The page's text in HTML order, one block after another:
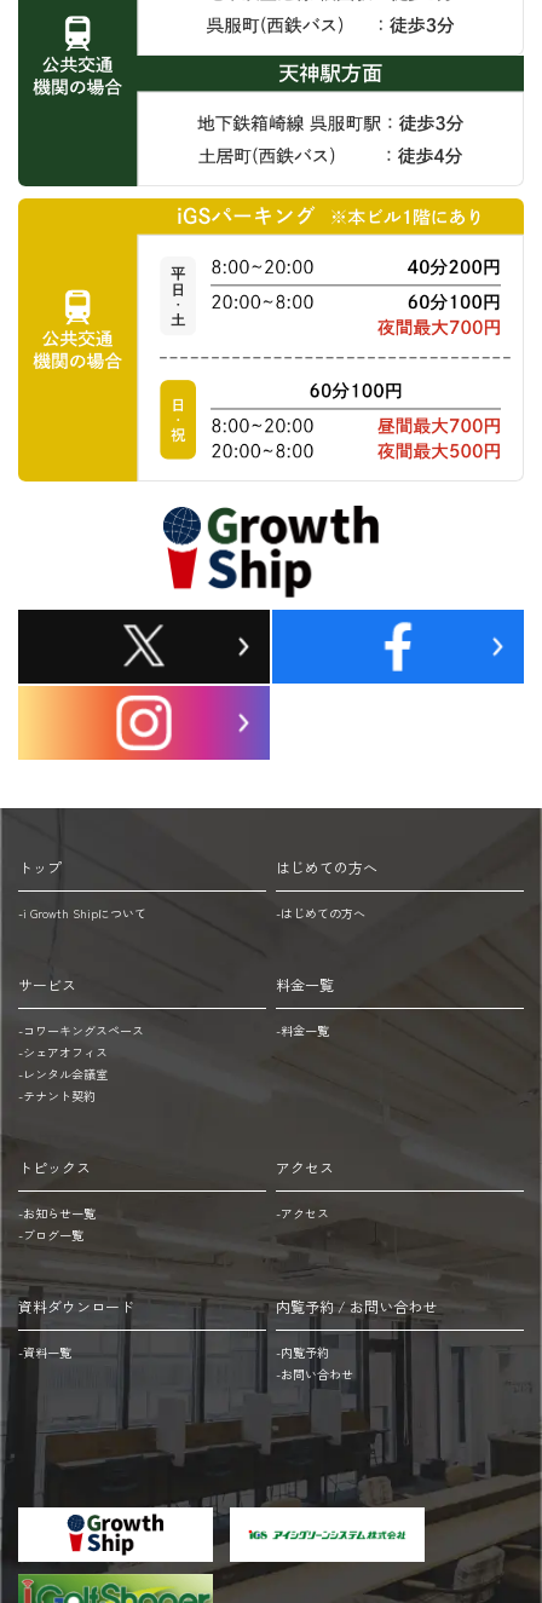
公
通
機
の
博
方
鉄
港
線
祇
駅：
徒
歩
5
分
服
町
(西
鉄
バ
ス)：
徒
歩
駅
面
地
越
の
場
iGS
パ
キ
ン
グ
※
本
ル
1
階
に
あ
り
平
日・
8:00~20:00
200
20:00~8:00
60
トップ
-i Growth Shipについて
はじめての方へ
-はじめての方へ
サービス
-コワーキングスペース
-シェアオフィス
-レンタル会議室
-テナント契約
料金一覧
-料金一覧
トピックス
-お知らせ一覧
-ブログ一覧
アクセス
-アクセス
資料ダウンロード
-資料一覧
内覧予約 / お問い合わせ
-内覧予約
-お問い合わせ